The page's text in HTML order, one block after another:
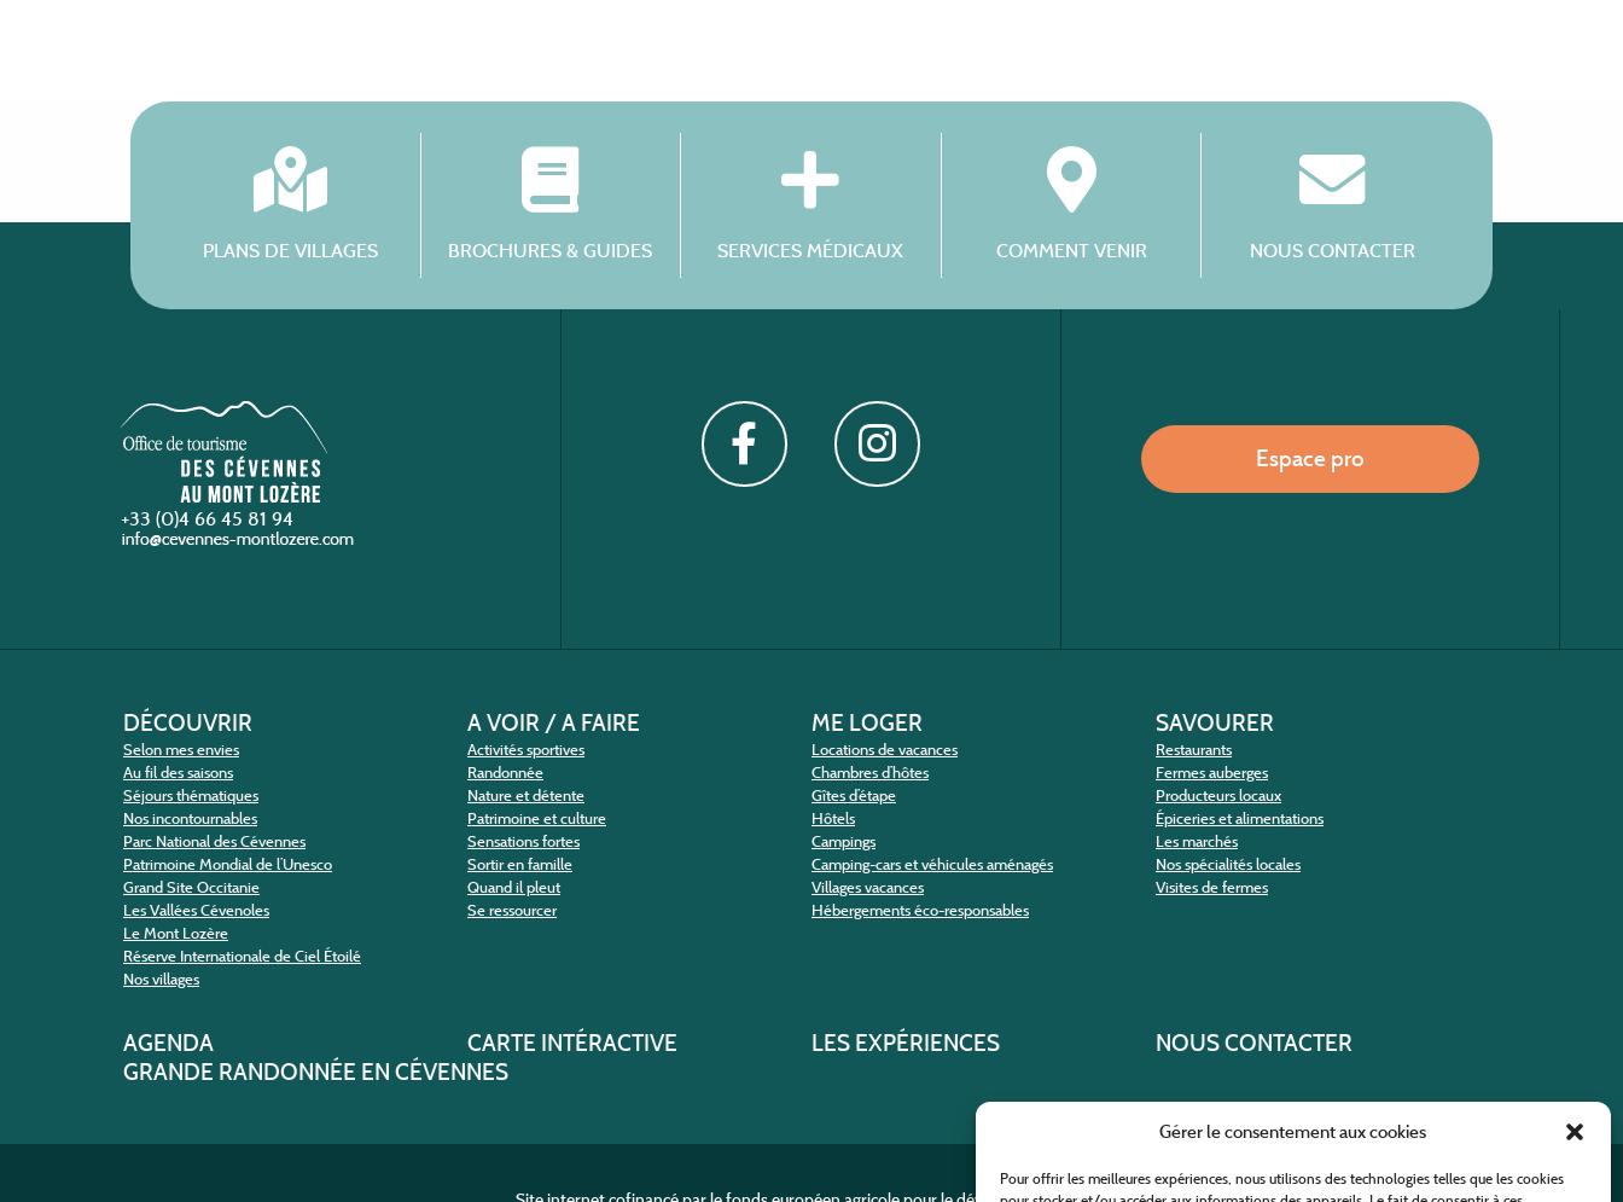
Gérer le consentement aux cookies
Pour offrir les meilleures expériences, nous utilisons des technologies telles que les cookies
PLANS DE VILLAGES BROCHURES & GUIDES SERVICES MÉDICAUX COMMENT VENIR NOUS CONTACTER
+33 (0)4 66 45 81 94
Espace pro
DÉCOUVRIR
Selon mes envies
Au fil des saisons
Séjours thématiques
Nos incontournables
Parc National des Cévennes
Patrimoine Mondial de l’Unesco
Grand Site Occitanie
Les Vallées Cévenoles
Le Mont Lozère
Réserve Internationale de Ciel Étoilé
Nos villages
A VOIR / A FAIRE
Activités sportives
Randonnée
Nature et détente
Patrimoine et culture
Sensations fortes
Sortir en famille
Quand il pleut
Se ressourcer
ME LOGER
Locations de vacances
Chambres d’hôtes
Gîtes d’étape
Hôtels
Campings
Camping-cars et véhicules aménagés
Villages vacances
Hébergements éco-responsables
SAVOURER
Restaurants
Fermes auberges
Producteurs locaux
Épiceries et alimentations
Les marchés
Nos spécialités locales
Visites de fermes
AGENDA CARTE INTÉRACTIVE LES EXPÉRIENCES
NOUS CONTACTER
GRANDE RANDONNÉE EN CÉVENNES